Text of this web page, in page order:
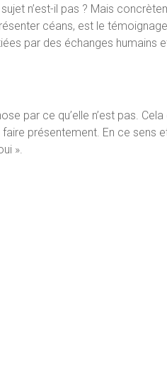
n’est-il pas ? Mais
céans, est le
par des échanges humains
par ce qu’elle n’est pas.
présentement. En ce sens
».